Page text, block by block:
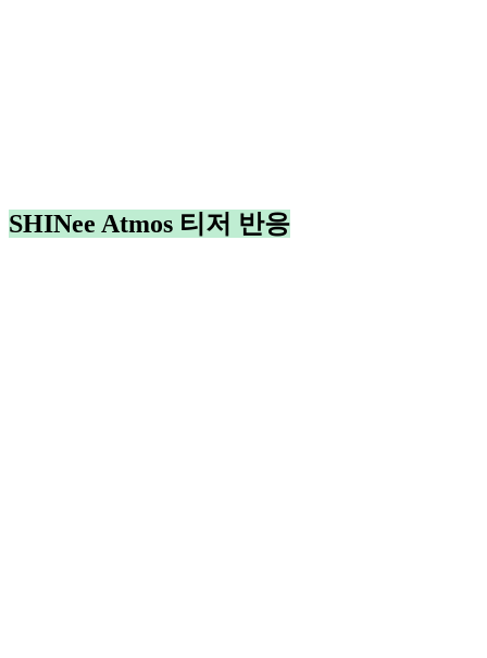
SHINee Atmos 티저 반응